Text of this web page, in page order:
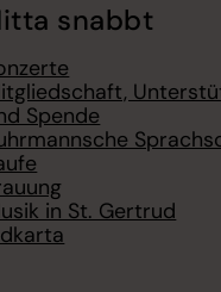
snabbt
Spende
in St. Gertrud